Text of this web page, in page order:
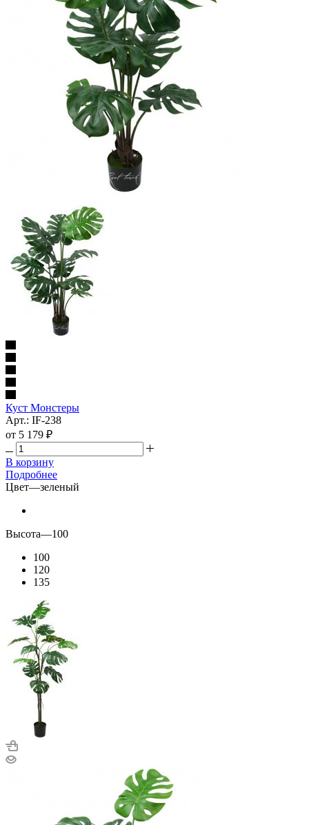
Куст Монстеры
Арт.: IF-238
от 5 179 ₽
В корзину
Подробнее
Цвет—зеленый
Высота—100
100
120
135